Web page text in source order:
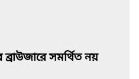
সমর্থিত নয়